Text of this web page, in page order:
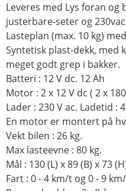
Leveres med Lys foran og
justerbare-seter og
Lasteplan (max. 10 kg)
Syntetisk plast-dekk, med
meget godt grep i bakker.
Batteri : 12 V dc. 12 Ah
Motor : 2 x 12 V dc ( 2 x
Lader : 230 V ac. Ladetid :
En motor er montert på
Vekt bilen : 26 kg.
Max lasteevne : 80 kg.
Mål : 130 (L) x 89 (B) x 73
Fart : 0 - 4 km/t og 0 - 9